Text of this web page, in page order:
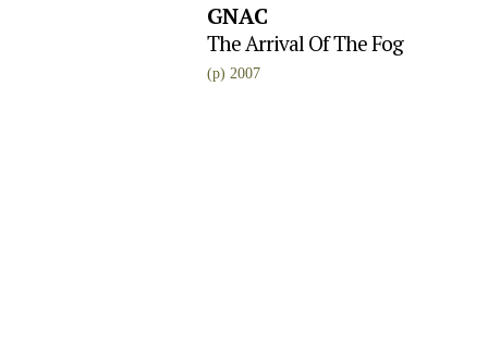
GNAC
The Arrival Of The Fog
(p) 2007